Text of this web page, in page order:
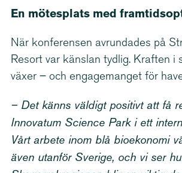
En mötesplats med
När konferensen avrundades på
Resort var känslan tydlig. Kraften i
växer – och engagemanget för
– Det känns väldigt positivt att få
Innovatum Science Park i ett
Vårt arbete inom blå bioekonomi
även utanför Sverige, och vi ser